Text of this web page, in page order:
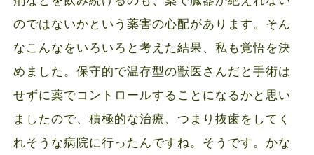
のではないかという薬害の心配があります。そん
なこんなをいろいろと考えた結果、私も覚悟を決
めました。保守的で温存型の獣医さんだと手術は
せずに薬でコントロールすることになるかと思い
ましたので、積極的な治療、つまり抜歯をしてく
れそうな病院に行ったんですね。そうです。かな